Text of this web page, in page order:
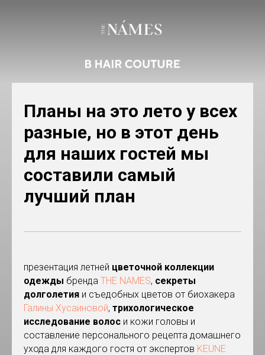
Планы на это лето у всех
разные, но в этот день
для наших гостей мы
составили самый
лучший план
презентация летней цветочной коллекции
одежды бренда THE NAMES, секреты
долголетия и съедобных цветов от биохакера
Галины Хусаиновой, трихологическое
исследование волос и кожи головы и
составление персонального рецепта домашнего
ухода для каждого гостя от экспертов KEUNE